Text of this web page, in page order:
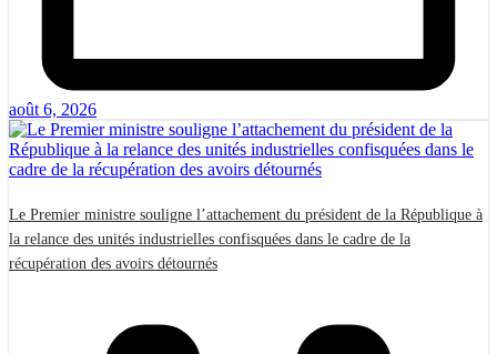
août 6, 2026
Le Premier ministre souligne l’attachement du président de la République à
la relance des unités industrielles confisquées dans le cadre de la
récupération des avoirs détournés